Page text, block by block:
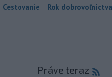
Cestovanie Rok dobrovoľníctva
Práve teraz